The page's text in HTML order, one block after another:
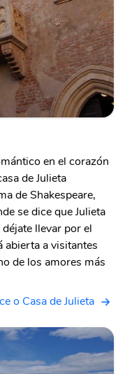
en el corazón
de Julieta
de Shakespeare,
se dice que Julieta
llevar por el
abierta a visitantes
de los amores más
o Casa de Julieta